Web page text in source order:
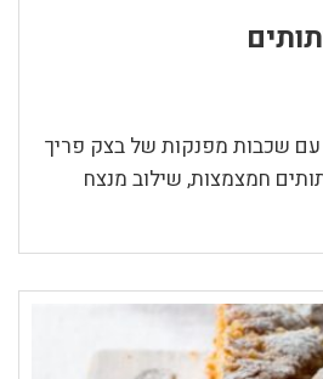
עם שכבות מפנקות של בצק פריך
חמצמצות, שילוב מנצח